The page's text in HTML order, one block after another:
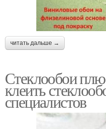
читать дальше →
Стеклообои
клеить
специалистов